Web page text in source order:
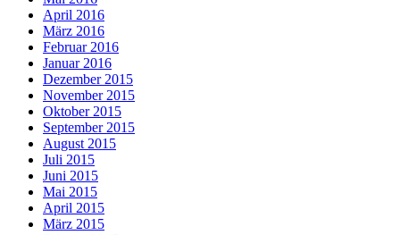
April 2016
März 2016
Februar 2016
Januar 2016
Dezember 2015
November 2015
Oktober 2015
September 2015
August 2015
Juli 2015
Juni 2015
Mai 2015
April 2015
März 2015